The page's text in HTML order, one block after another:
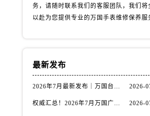
务，请随时联系我们的客服团队，我们将
以赴为您提供专业的万国手表维修保养服
最新发布
2026年7月最新发布｜万国台州官方专柜客户服务热线与专柜信息攻略 2026-
权威汇总！2026年7月万国广州官方专柜客户服务电话及门店名录 2026-